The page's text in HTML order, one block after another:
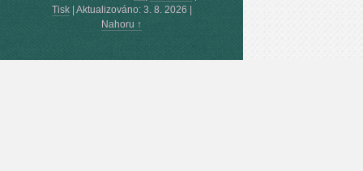
Tisk| Aktualizováno: 3. 8. 2026
Nahoru ↑